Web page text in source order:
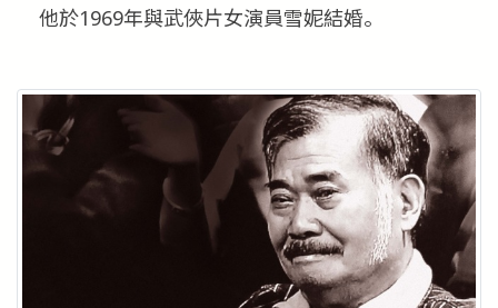
他於1969年與武俠片女演員雪妮結婚。